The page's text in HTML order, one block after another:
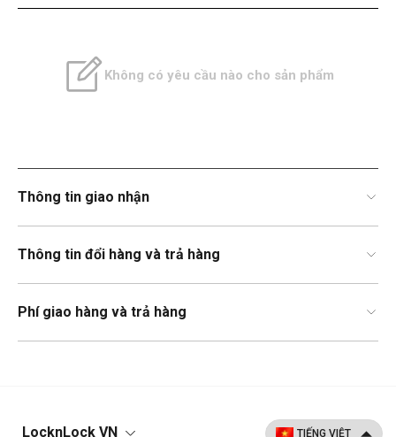
Không có yêu cầu nào cho sản phẩm
Thông tin giao nhận
Thông tin đổi hàng và trả hàng
Phí giao hàng và trả hàng
LocknLock VN